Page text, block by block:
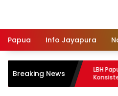
Papua
Info Jayapura
Breaking News
Gelar Operasi
Lalu Lintas
LBH Papua
Konsisten
di Tanah